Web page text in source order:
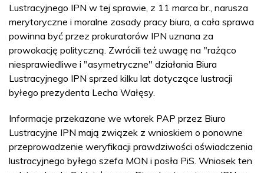
Lustracyjnego IPN w tej sprawie, z 11 marca br., narusza
merytoryczne i moralne zasady pracy biura, a cała sprawa
powinna być przez prokuratorów IPN uznana za
prowokację polityczną. Zwrócili też uwagę na "rażąco
niesprawiedliwe i "asymetryczne" działania Biura
Lustracyjnego IPN sprzed kilku lat dotyczące lustracji
byłego prezydenta Lecha Wałęsy.
Informacje przekazane we wtorek PAP przez Biuro
Lustracyjne IPN mają związek z wnioskiem o ponowne
przeprowadzenie weryfikacji prawdziwości oświadczenia
lustracyjnego byłego szefa MON i posła PiS. Wniosek ten